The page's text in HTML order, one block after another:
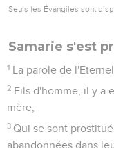
Seuls les Évangiles sont
Samarie s'est
1 La parole de
2 Fils d'homme, il y a
mère,
3 Qui se sont
abandonnées dans